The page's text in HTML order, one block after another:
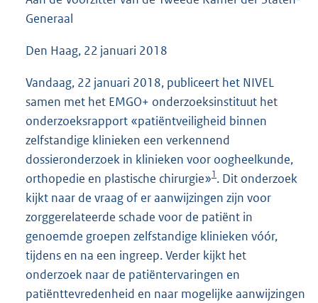
Generaal
Den Haag, 22 januari 2018
Vandaag, 22 januari 2018, publiceert het NIVEL
samen met het EMGO+ onderzoeksinstituut het
onderzoeksrapport «patiëntveiligheid binnen
zelfstandige klinieken een verkennend
dossieronderzoek in klinieken voor oogheelkunde,
orthopedie en plastische chirurgie»1. Dit onderzoek
kijkt naar de vraag of er aanwijzingen zijn voor
zorggerelateerde schade voor de patiënt in
genoemde groepen zelfstandige klinieken vóór,
tijdens en na een ingreep. Verder kijkt het
onderzoek naar de patiëntervaringen en
patiënttevredenheid en naar mogelijke aanwijzingen